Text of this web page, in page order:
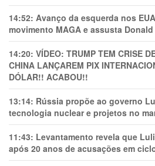
14:52: Avanço da esquerda nos
movimento MAGA e assusta Donald
14:20: VÍDEO: TRUMP TEM CRlSE
CHINA LANÇAREM PIX
DÓLAR!! ACABOU!!
13:14: Rússia propõe ao governo
tecnologia nuclear e projetos no
11:43: Levantamento revela que
após 20 anos de acusações em